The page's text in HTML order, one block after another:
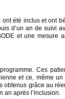
été inclus et ont
d’un an de suivi
et une mesure
Ces
et ce, même
grâce au
an après l’inclusion.